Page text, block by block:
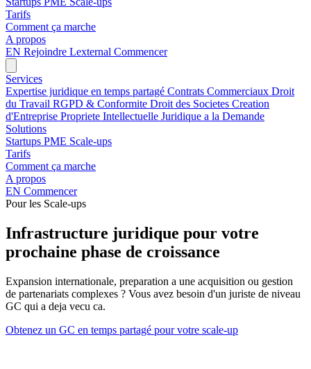
Tarifs
Comment ça marche
A propos
EN Rejoindre Lexternal Commencer
Services
Expertise juridique en temps partagé Contrats Commerciaux Droit
du Travail RGPD & Conformite Droit des Societes Creation
d'Entreprise Propriete Intellectuelle Juridique a la Demande
Solutions
Startups PME Scale-ups
Tarifs
Comment ça marche
A propos
EN Commencer
Pour les Scale-ups
Infrastructure juridique pour votre
prochaine phase de croissance
Expansion internationale, preparation a une acquisition ou gestion
de partenariats complexes ? Vous avez besoin d'un juriste de niveau
GC qui a deja vecu ca.
Obtenez un GC en temps partagé pour votre scale-up